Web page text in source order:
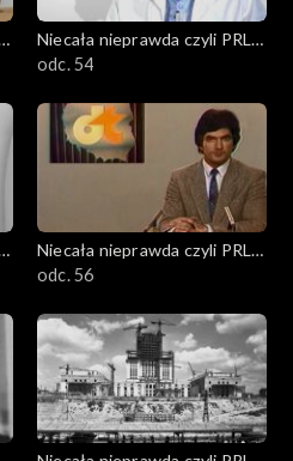
Niecała nieprawda czyli PRL
w DTV
odc. 54
Niecała nieprawda czyli PRL
w DTV
odc. 56